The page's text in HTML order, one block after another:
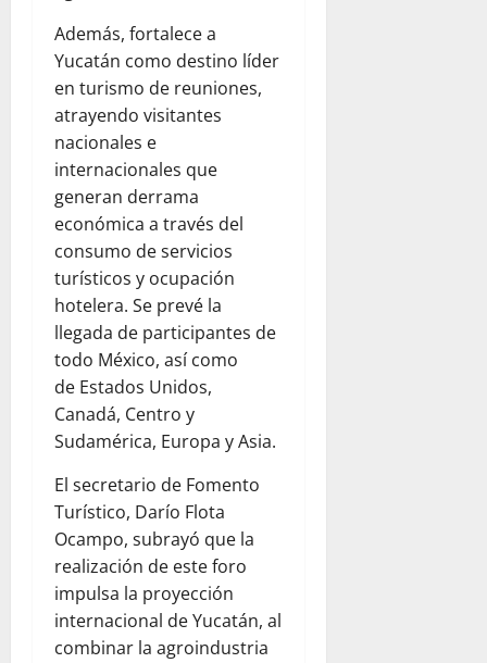
Además, fortalece a
Yucatán como destino líder
en turismo de reuniones,
atrayendo visitantes
nacionales e
internacionales que
generan derrama
económica a través del
consumo de servicios
turísticos y ocupación
hotelera. Se prevé la
llegada de participantes de
todo México, así como
de Estados Unidos,
Canadá, Centro y
Sudamérica, Europa y Asia.
El secretario de Fomento
Turístico, Darío Flota
Ocampo, subrayó que la
realización de este foro
impulsa la proyección
internacional de Yucatán, al
combinar la agroindustria